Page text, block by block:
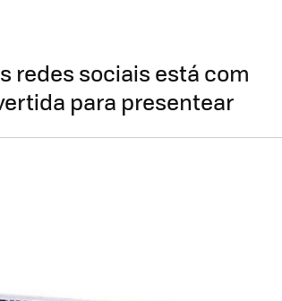
redes sociais está com
para presentear